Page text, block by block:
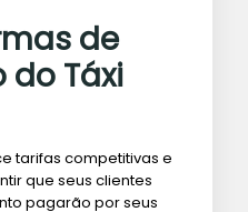
de
Táxi
tarifas competitivas e
que seus clientes
pagarão por seus